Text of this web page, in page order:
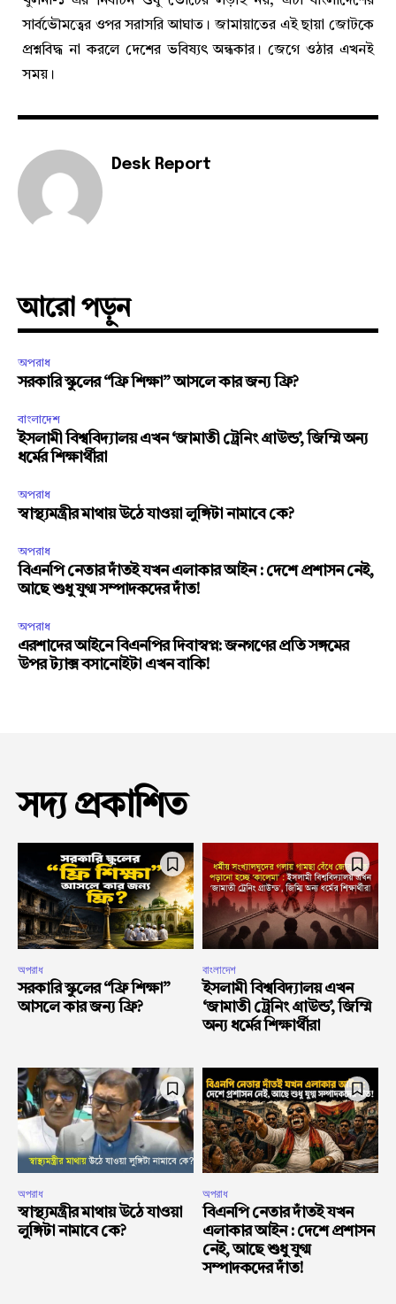
সার্বভৌমত্বের ওপর সরাসরি আঘাত। জামায়াতের এই ছায়া জোটকে
প্রশ্নবিদ্ধ না করলে দেশের ভবিষ্যৎ অন্ধকার। জেগে ওঠার এখনই
সময়।
Desk Report
আরো পড়ুন
অপরাধ
সরকারি স্কুলের “ফ্রি শিক্ষা” আসলে কার জন্য ফ্রি?
বাংলাদেশ
ইসলামী বিশ্ববিদ্যালয় এখন ‘জামাতী ট্রেনিং গ্রাউন্ড’, জিম্মি অন্য
ধর্মের শিক্ষার্থীরা
অপরাধ
স্বাস্থ্যমন্ত্রীর মাথায় উঠে যাওয়া লুঙ্গিটা নামাবে কে?
অপরাধ
বিএনপি নেতার দাঁতই যখন এলাকার আইন : দেশে প্রশাসন নেই,
আছে শুধু যুগ্ম সম্পাদকদের দাঁত!
অপরাধ
এরশাদের আইনে বিএনপির দিবাস্বপ্ন: জনগণের প্রতি সঙ্গমের
উপর ট্যাক্স বসানোইটা এখন বাকি!
সদ্য প্রকাশিত
অপরাধ
সরকারি স্কুলের “ফ্রি শিক্ষা”
আসলে কার জন্য ফ্রি?
বাংলাদেশ
ইসলামী বিশ্ববিদ্যালয় এখন
‘জামাতী ট্রেনিং গ্রাউন্ড’, জিম্মি
অন্য ধর্মের শিক্ষার্থীরা
অপরাধ
স্বাস্থ্যমন্ত্রীর মাথায় উঠে যাওয়া
লুঙ্গিটা নামাবে কে?
অপরাধ
বিএনপি নেতার দাঁতই যখন
এলাকার আইন : দেশে প্রশাসন
নেই, আছে শুধু যুগ্ম
সম্পাদকদের দাঁত!